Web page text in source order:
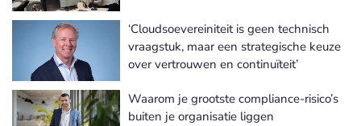
‘Cloudsoevereiniteit is geen technisch
vraagstuk, maar een strategische keuze
over vertrouwen en continuïteit’
Waarom je grootste compliance-risico’s
buiten je organisatie liggen